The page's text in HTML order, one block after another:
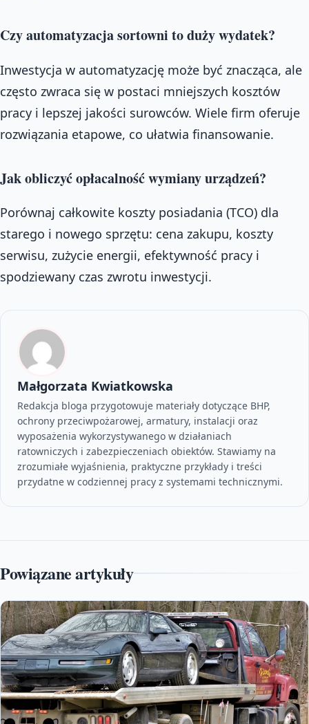
Czy automatyzacja sortowni to duży wydatek?
Inwestycja w automatyzację może być znacząca, ale
często zwraca się w postaci mniejszych kosztów
pracy i lepszej jakości surowców. Wiele firm oferuje
rozwiązania etapowe, co ułatwia finansowanie.
Jak obliczyć opłacalność wymiany urządzeń?
Porównaj całkowite koszty posiadania (TCO) dla
starego i nowego sprzętu: cena zakupu, koszty
serwisu, zużycie energii, efektywność pracy i
spodziewany czas zwrotu inwestycji.
Małgorzata Kwiatkowska
Redakcja bloga przygotowuje materiały dotyczące BHP,
ochrony przeciwpożarowej, armatury, instalacji oraz
wyposażenia wykorzystywanego w działaniach
ratowniczych i zabezpieczeniach obiektów. Stawiamy na
zrozumiałe wyjaśnienia, praktyczne przykłady i treści
przydatne w codziennej pracy z systemami technicznymi.
Powiązane artykuły